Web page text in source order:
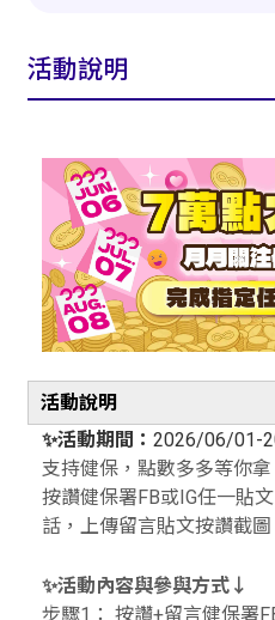
活動說明
活動說明
✨活動期間：2026/06/01-
支持健保，點數多多等你拿
按讚健保署FB或IG任一貼
話，上傳留言貼文按讚截圖
✨活動內容與參與方式↓
步驟1： 按讚+留言健保署